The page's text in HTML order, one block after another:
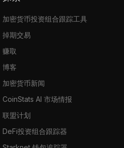
加密货币投资组合跟踪工具
掉期交易
赚取
博客
加密货币新闻
CoinStats AI 市场情报
联盟计划
DeFi投资组合跟踪器